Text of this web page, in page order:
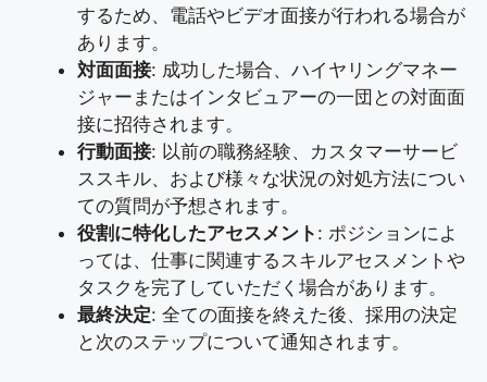
するため、電話やビデオ面接が行われる場合が
あります。
対面面接: 成功した場合、ハイヤリングマネー
ジャーまたはインタビュアーの一団との対面面
接に招待されます。
行動面接: 以前の職務経験、カスタマーサービ
ススキル、および様々な状況の対処方法につい
ての質問が予想されます。
役割に特化したアセスメント : ポジションによ
っては、仕事に関連するスキルアセスメントや
タスクを完了していただく場合があります。
最終決定: 全ての面接を終えた後、採用の決定
と次のステップについて通知されます。